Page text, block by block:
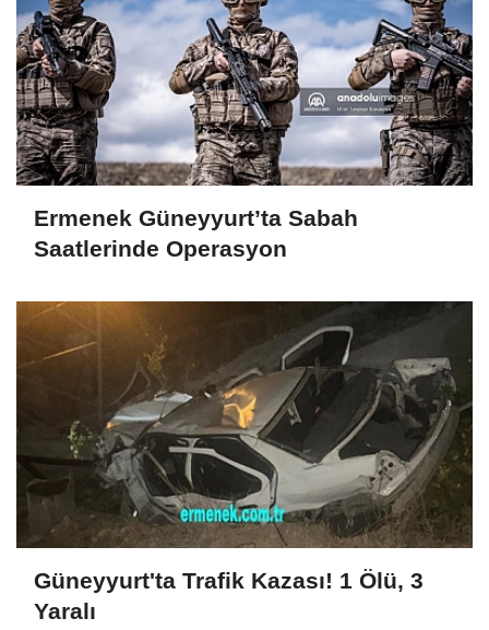
Ermenek Güneyyurt’ta Sabah
Saatlerinde Operasyon
Güneyyurt'ta Trafik Kazası! 1 Ölü, 3
Yaralı